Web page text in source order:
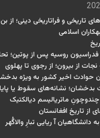
تاریخی و فراتاریخی دینی؛ از
اسلامی
فدراسیون روسیه پس از پوتین؛
نجات از بیرون؛ از رجوی تا پهلوی
حوادث اخیر کشور به ویژه
بدخشان؛ نشانه‌های سقوط یا
ماتریالیسم دیالکتیک
از تاریخ افغانستان
دانشگاهیان آ ریایی تبارِ والاگُهر